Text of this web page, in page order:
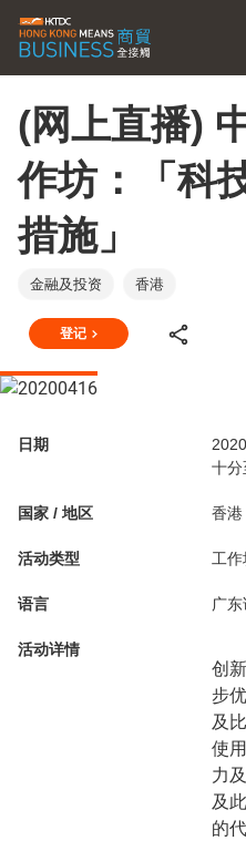
(网上直播)
作坊：「科
措施」
金融及投资 香港
登记
日期
十分
国家 / 地区 香港
活动类型 工作
语言 广
活动详情
创
步
及
使
力
及
的